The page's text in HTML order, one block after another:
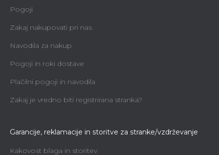
Pogoji
Zakaj nakupovati pri nas
Navodila za nakup
Pogoji in roki dostave
Plačilni pogoji in navodila
Zakaj je vredno biti registrirana stranka?
Garancije, reklamacije in storitve za stranke/vzdrževanje
Kakovost blaga in storitev